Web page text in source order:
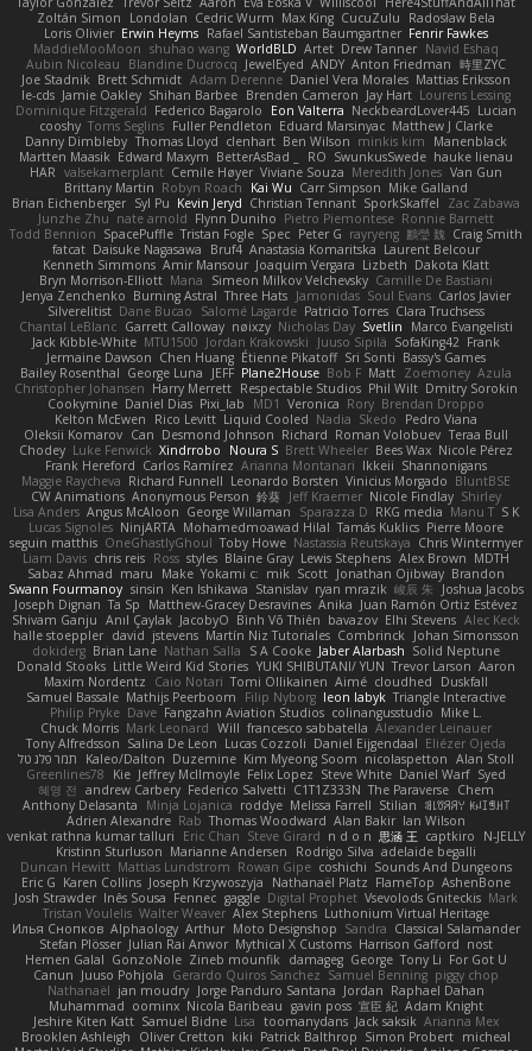
Zoltán Simon
Londolan Cedric Wurm Max King CucuZulu
Radosław Bela
Loris Olivier Erwin Heyms Rafael Santisteban Baumgartner Fenrir Fawkes
MaddieMooMoon shuhao wang WorldBLD Artet Drew Tanner Navid Eshaq
Aubin Nicoleau
Blandine Ducrocq JewelEyed ANDY Anton Friedman 時里ZYC
Joe Stadnik Brett Schmidt Adam Derenne Daniel Vera Morales Mattias Eriksson
le-cds Jamie Oakley Shihan Barbee Brenden Cameron Jay Hart Lourens Lessing
Dominique Fitzgerald Federico Bagarolo Eon Valterra NeckbeardLover445 Lucian
cooshy Toms Seglins Fuller Pendleton Eduard Marsinyac Matthew J Clarke
Danny Dimbleby Thomas Lloyd clenhart Ben Wilson minkis kim
Manenblack
Martten Maasik Edward Maxym BetterAsBad _ RO SwunkusSwede hauke lienau
HAR valsekamerplant Cemile Høyer Viviane Souza Meredith Jones Van Gun
Brittany Martin Robyn Roach Kai Wu Carr Simpson Mike Galland
Brian Eichenberger Syl Pu Kevin Jeryd Christian Tennant SporkSkaffel
Zac Zabawa
Junzhe Zhu nate arnold Flynn Duniho Pietro Piemontese Ronnie Barnett
Todd Bennion SpacePuffle Tristan Fogle Spec Peter G rayryeng 鸝瑩 魏 Craig Smith
fatcat Daisuke Nagasawa Bruf4 Anastasia Komaritska Laurent Belcour
Kenneth Simmons Amir Mansour Joaquim Vergara Lizbeth Dakota Klatt
Bryn Morrison-Elliott Mana Simeon Milkov Velchevsky Camille De Bastiani
Jenya Zenchenko Burning Astral Three Hats Jamonidas Soul Evans Carlos Javier
Silverelitist Dane Bucao Salomé Lagarde Patricio Torres Clara Truchsess
Chantal LeBlanc Garrett Calloway nøixzy Nicholas Day Svetlin
Marco Evangelisti
Jack Kibble-White MTU1500 Jordan Krakowski Juuso Sipilä SofaKing42 Frank
Jermaine Dawson Chen Huang Étienne Pikatoff Sri Sonti Bassy's Games
Bailey Rosenthal George Luna JEFF Plane2House Bob F Matt Zoemoney Azula
Christopher Johansen Harry Merrett Respectable Studios Phil Wilt Dmitry Sorokin
Cookymine Daniel Dias Pixi_lab MD1 Veronica Rory Brendan Droppo
Kelton McEwen
Rico Levitt Liquid Cooled Nadia Skedo
Pedro Viana
Oleksii Komarov Can Desmond Johnson Richard Roman Volobuev Teraa Bull
Chodey Luke Fenwick Xindrrobo Noura S Brett Wheeler Bees Wax Nicole Pérez
Frank Hereford Carlos Ramírez Arianna Montanari Ikkeii Shannonigans
Maggie Raycheva Richard Funnell Leonardo Borsten Vinicius Morgado BluntBSE
CW Animations Anonymous Person 鈴葵 Jeff Kraemer Nicole Findlay Shirley
Lisa Anders Angus McAloon George Willaman Sparazza D RKG media Manu T S K
Lucas Signoles NinjARTA Mohamedmoawad Hilal Tamás Kuklics Pierre Moore
seguin matthis OneGhastlyGhoul Toby Howe Nastassia Reutskaya Chris Wintermyer
Liam Davis chris reis Ross styles Blaine Gray Lewis Stephens Alex Brown MDTH
Sabaz Ahmad maru Make Yokami c: mik Scott Jonathan Ojibway Brandon
Swann Fourmanoy sinsin Ken Ishikawa Stanislav ryan mrazik 峻辰 朱
Joshua Jacobs
Joseph Dignan Ta Sp Matthew-Gracey Desravines Anika Juan Ramón Ortiz Estévez
Shivam Ganju Anıl Çaylak JacobyO Bình Võ Thiên bavazov Elhi Stevens Alec Keck
halle stoeppler david jstevens Martín Niz Tutoriales Combrinck Johan Simonsson
dokiderg Brian Lane Nathan Salla S A Cooke Jaber Alarbash Solid Neptune
Donald Stooks Little Weird Kid Stories YUKI SHIBUTANI/ YUN Trevor Larson Aaron
Maxim Nordentz
Caio Notari Tomi Ollikainen Aimé cloudhed
Duskfall
Samuel Bassale Mathijs Peerboom Filip Nyborg leon labyk Triangle Interactive
Philip Pryke Dave Fangzahn Aviation Studios colinangusstudio Mike L.
Chuck Morris Mark Leonard Will francesco sabbatella Alexander Leinauer
Tony Alfredsson Salina De Leon Lucas Cozzoli Daniel Eijgendaal Eliézer Ojeda
תמר פלג טל
Kaleo/Dalton Duzemine Kim Myeong Soom nicolaspetton Alan Stoll
Greenlines78
Kie Jeffrey McIlmoyle Felix Lopez Steve White Daniel Warf Syed
혜영 전 andrew Carbery Federico Salvetti C1T1Z333N The Paraverse Chem
Anthony Delasanta
Minja Lojanica roddye Melissa Farrell Stilian ꌃ꒒ꀎꋪꋪꌩ ꀘꈤꀤꁅꃅ꓄
Adrien Alexandre Rab Thomas Woodward Alan Bakir Ian Wilson
venkat rathna kumar talluri
Eric Chan Steve Girard n d o n 思涵 王 captkiro
N-JELLY
Kristinn Sturluson Marianne Andersen Rodrigo Silva adelaide begalli
Duncan Hewitt Mattias Lundstrom Rowan Gipe coshichi Sounds And Dungeons
Eric G Karen Collins Joseph Krzywoszyja Nathanaël Platz FlameTop AshenBone
Josh Strawder Inês Sousa Fennec gaggle Digital Prophet Vsevolods Gniteckis Mark
Tristan Voulelis Walter Weaver Alex Stephens Luthonium Virtual Heritage
Илья Снопков Alphaology Arthur Moto Designshop Sandra Classical Salamander
Stefan Plösser Julian Rai Anwor Mythical X Customs Harrison Gafford nost
Hemen Galal GonzoNole Zineb mounfik damageg George Tony Li For Got U
Canun Juuso Pohjola Gerardo Quiros Sanchez Samuel Benning piggy chop
Nathanaël jan moudry Jorge Panduro Santana Jordan Raphael Dahan
Muhammad oominx Nicola Baribeau gavin poss 宣臣 紀 Adam Knight
Jeshire Kiten Katt Samuel Bidne Lisa toomanydans Jack saksik Arianna Mex
Brooklen Ashleigh
Oliver Cretton kiki Patrick Balthrop Simon Probert micheal